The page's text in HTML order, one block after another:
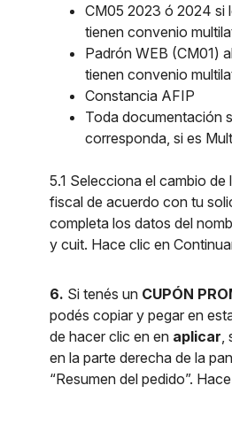
CM05 2023 ó 2024 si
tienen convenio
Padrón WEB (CM01)
tienen convenio
Constancia AFIP
Toda documentación
corresponda, si es
5.1 Selecciona el cambio
fiscal de acuerdo con tu
completa los datos del
y cuit. Hace clic en
6. Si tenés un CUPÓN
podés copiar y pegar en
de hacer clic en en aplicar,
en la parte derecha de la
“Resumen del pedido”.